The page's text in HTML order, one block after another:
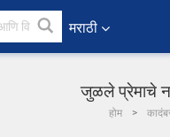
मराठी
जुळले प्रेमाचे
होम